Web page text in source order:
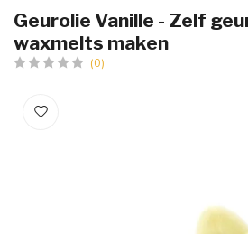
Geurolie Vanille - Zelf
waxmelts maken
(0)